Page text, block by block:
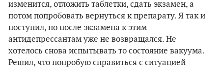
изменится, отложить таблетки, сдать экзамен, а
потом попробовать вернуться к препарату. Я так и
поступил, но после экзамена к этим
антидепрессантам уже не возвращался. Не
хотелось снова испытывать то состояние вакуума.
Решил, что попробую справиться с ситуацией